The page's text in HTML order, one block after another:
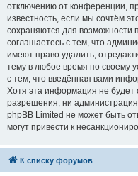
отключению от конференции,
известность, если мы сочтём
сохраняются для возможности
соглашаетесь с тем, что
имеют право удалить,
тему в любое время по своему
с тем, что введённая вами
Хотя эта информация не будет
разрешения, ни
phpBB Limited не может быть
могут привести к
К списку форумов